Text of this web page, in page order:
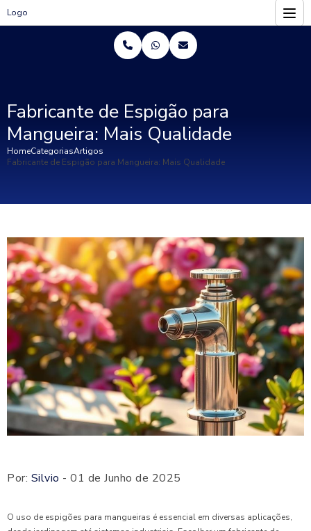
Logo
HomeCategoriasArtigos
Fabricante de Espigão para Mangueira: Mais Qualidade
Fabricante de Espigão para
Mangueira: Mais Qualidade
Por: Silvio - 01 de Junho de 2025
O uso de espigões para mangueiras é essencial em diversas aplicações,